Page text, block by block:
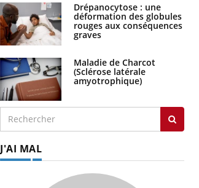
Drépanocytose : une
déformation des globules
rouges aux conséquences
graves
Maladie de Charcot
(Sclérose latérale
amyotrophique)
J'AI MAL